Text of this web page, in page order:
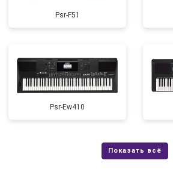
Psr-F51
Psr-Ew410